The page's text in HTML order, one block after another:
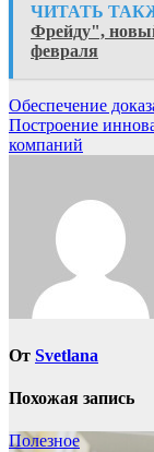
ЧИТАТЬ
Фрейду",
февраля
Навигация
по
Обеспечение
Построение
компаний
От Svetlana
Похожая запись
Полезное